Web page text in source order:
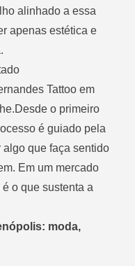
alinhado a essa
apenas estética e
Tattoo em
o primeiro
é guiado pela
que faça sentido
Em um mercado
o que sustenta a
moda,